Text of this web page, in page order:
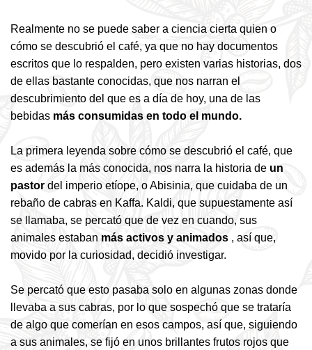
Realmente no se puede saber a ciencia cierta quien o
cómo se descubrió el café, ya que no hay documentos
escritos que lo respalden, pero existen varias historias, dos
de ellas bastante conocidas, que nos narran el
descubrimiento del que es a día de hoy, una de las
bebidas más consumidas en todo el mundo.
La primera leyenda sobre cómo se descubrió el café, que
es además la más conocida, nos narra la historia de un
pastor del imperio etíope, o Abisinia, que cuidaba de un
rebaño de cabras en Kaffa. Kaldi, que supuestamente así
se llamaba, se percató que de vez en cuando, sus
animales estaban más activos y animados , así que,
movido por la curiosidad, decidió investigar.
Se percató que esto pasaba solo en algunas zonas donde
llevaba a sus cabras, por lo que sospechó que se trataría
de algo que comerían en esos campos, así que, siguiendo
a sus animales, se fijó en unos brillantes frutos rojos que